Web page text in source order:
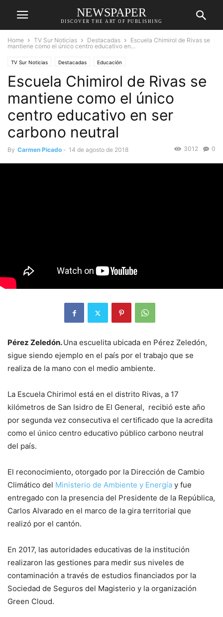
NEWSPAPER
DISCOVER THE ART OF PUBLISHING
Home TV Sur Noticias Destacadas
Escuela Chimirol de Rivas se
mantiene como el único centro educativo en...
TV Sur Noticias Destacadas Educación
Escuela Chimirol de Rivas se
mantiene como el único
centro educativo en ser
carbono neutral
By Carmen Picado - 14 de agosto de 2018 0
3012
Pérez Zeledón.Una escuelita ubicada en Pérez Zeledón,
sigue siendo ejemplo en el país por el trabajo que se
realiza de la mano con el medio ambiente.
La Escuela Chirimol está en el distrito Rivas, a 17
kilómetros de San Isidro de El General, recibió este año
por segunda vez consecutiva el certificado que la acredita
como el único centro educativo público carbono neutral
del país.
El reconocimiento, otorgado por la Dirección de Cambio
Climático del Ministerio de Ambiente y Energía y fue
entregado con la presencia del Presidente de la República,
Carlos Alvarado en el marco de la gira territorial que
realizó por el cantón.
En 2017, las autoridades educativas de la institución
realizaron las gestiones para medir sus niveles de
contaminación a través de estudios financiados por la
Sociedad de Seguros del Magisterio y la organización
Green Cloud.